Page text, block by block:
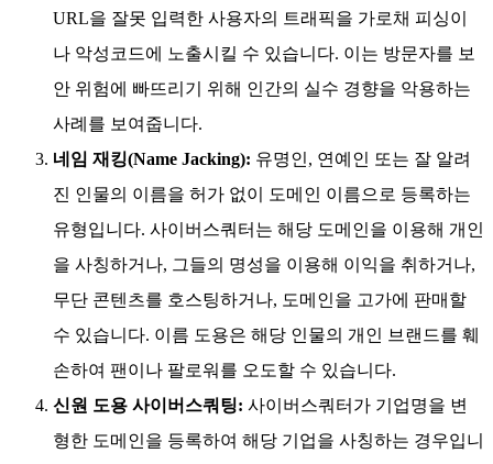
URL을 잘못 입력한 사용자의 트래픽을 가로채 피싱이
나 악성코드에 노출시킬 수 있습니다. 이는 방문자를 보
안 위험에 빠뜨리기 위해 인간의 실수 경향을 악용하는
사례를 보여줍니다.
네임 재킹(Name Jacking): 유명인, 연예인 또는 잘 알려
진 인물의 이름을 허가 없이 도메인 이름으로 등록하는
유형입니다. 사이버스쿼터는 해당 도메인을 이용해 개인
을 사칭하거나, 그들의 명성을 이용해 이익을 취하거나,
무단 콘텐츠를 호스팅하거나, 도메인을 고가에 판매할
수 있습니다. 이름 도용은 해당 인물의 개인 브랜드를 훼
손하여 팬이나 팔로워를 오도할 수 있습니다.
신원 도용 사이버스쿼팅: 사이버스쿼터가 기업명을 변
형한 도메인을 등록하여 해당 기업을 사칭하는 경우입니